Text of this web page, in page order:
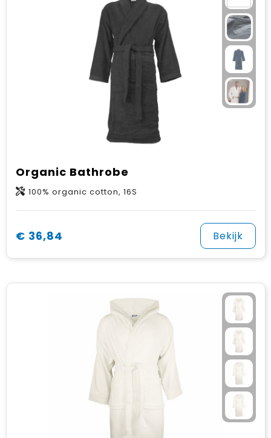
Organic Bathrobe
100% organic cotton, 16S
€ 36,84 Bekijk